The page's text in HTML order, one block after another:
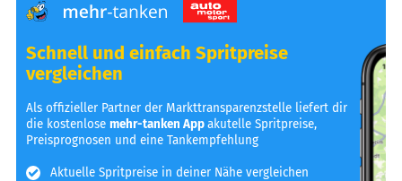
Schnell und einfach Spritpreise
vergleichen
Als offizieller Partner der Markttransparenzstelle liefert dir
die kostenlosemehr-tanken Appakutelle Spritpreise,
Preisprognosen und eine Tankempfehlung
Aktuelle Spritpreise in deiner Nähe vergleichen